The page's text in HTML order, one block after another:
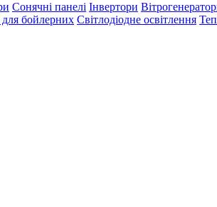
Сонячні панелі Інвертори
для бойлерних Світлодіодне освітлення